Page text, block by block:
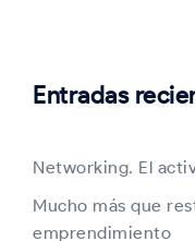
Entradas
Networking. El
Mucho más que
emprendimiento